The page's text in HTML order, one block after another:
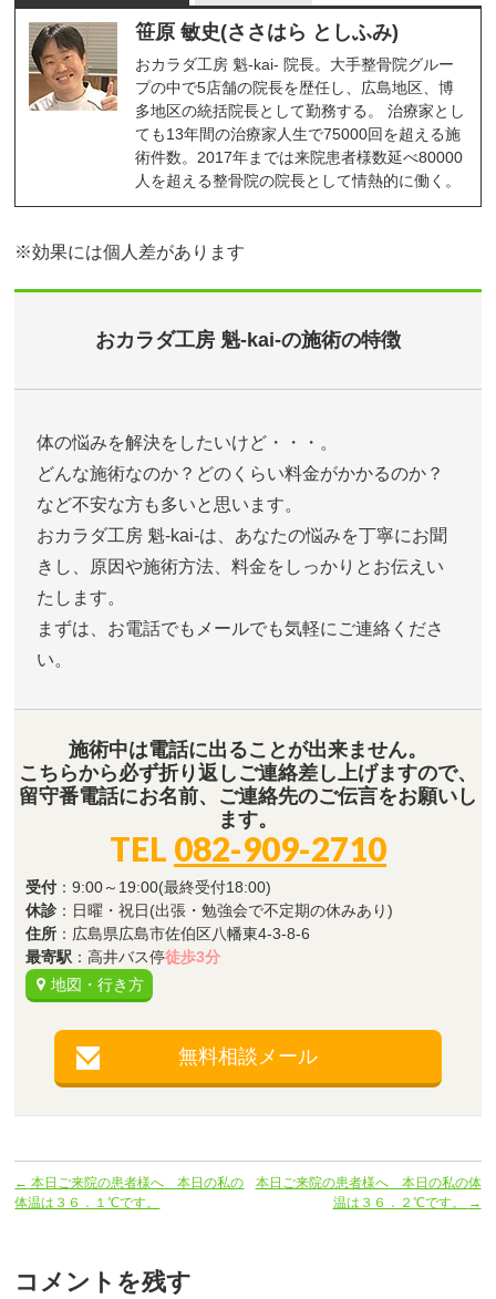
笹原 敏史(ささはら としふみ)
おカラダ工房 魁-kai- 院長。大手整骨院グルー
プの中で5店舗の院長を歴任し、広島地区、博
多地区の統括院長として勤務する。 治療家とし
ても13年間の治療家人生で75000回を超える施
術件数。2017年までは来院患者様数延べ80000
人を超える整骨院の院長として情熱的に働く。
※効果には個人差があります
おカラダ工房 魁-kai-の施術の特徴
体の悩みを解決をしたいけど・・・。
どんな施術なのか？どのくらい料金がかかるのか？
など不安な方も多いと思います。
おカラダ工房 魁-kai-は、あなたの悩みを丁寧にお聞
きし、原因や施術方法、料金をしっかりとお伝えい
たします。
まずは、お電話でもメールでも気軽にご連絡くださ
い。
施術中は電話に出ることが出来ません。
こちらから必ず折り返しご連絡差し上げますので、
留守番電話にお名前、ご連絡先のご伝言をお願いし
ます。
TEL 082-909-2710
受付 ：9:00～19:00(最終受付18:00)
休診 ：日曜・祝日(出張・勉強会で不定期の休みあり)
住所 ：広島県広島市佐伯区八幡東4-3-8-6
最寄駅 ：高井バス停徒歩3分
地図・行き方
無料相談メール
← 本日ご来院の患者様へ 本日の私の
体温は３６．１℃です。
本日ご来院の患者様へ 本日の私の体
温は３６．２℃です。
→
コメントを残す